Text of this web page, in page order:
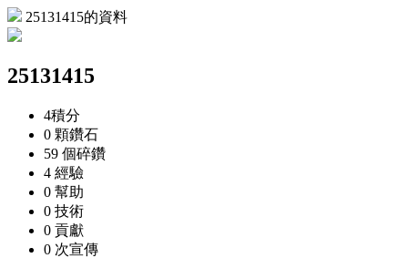
25131415的資料
25131415
4積分
0 顆鑽石
59 個碎鑽
4 經驗
0 幫助
0 技術
0 貢獻
0 次宣傳